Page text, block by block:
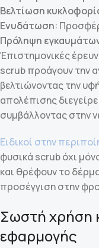
Βελτίωση
Ενυδάτωση:
Πρόληψη
Έπιστημονικές
scrub προάγουν την
βελτιώνοντας την
απολέπισης
συμβάλλοντας στην
Ειδικοί στην
φυσικά scrub όχι
και θρέφουν το
προσέγγιση στην
Σωστή χρήση
εφαρμογής